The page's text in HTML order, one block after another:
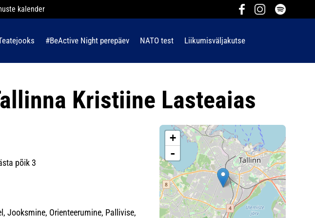
kalender
#BeActive Night perepäev NATO test Liikumisväljakutse
Kristiine Lasteaias
põik 3
Jooksmine, Orienteerumine, Pallivise,
+
-